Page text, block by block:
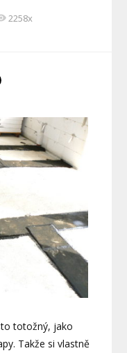
2258x
totožný, jako
Takže si vlastně